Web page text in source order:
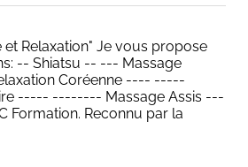
et Relaxation" Je vous propose
-- Shiatsu -- --- Massage
Coréenne ---- -----
----- -------- Massage Assis ---
Formation. Reconnu par la